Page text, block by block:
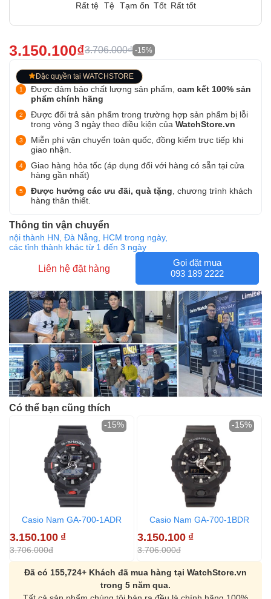
Rất tệ Tệ Tạm ổn Tốt Rất tốt
3.150.100₫3.706.000₫ -15%
Đặc quyền tại WATCHSTORE
Được đảm bảo chất lượng sản phẩm, cam kết 100% sản
phẩm chính hãng
Được đổi trả sản phẩm trong trường hợp sản phẩm bị lỗi
trong vòng 3 ngày theo điều kiện của WatchStore.vn
Miễn phí vận chuyển toàn quốc, đồng kiểm trực tiếp khi
giao nhận.
Giao hàng hỏa tốc (áp dụng đối với hàng có sẵn tại cửa
hàng gần nhất)
Được hưởng các ưu đãi, quà tặng , chương trình khách
hàng thân thiết.
Thông tin vận chuyển
nội thành HN, Đà Nẵng, HCM trong ngày,
các tỉnh thành khác từ 1 đến 3 ngày
Liên hệ đặt hàng
Gọi đặt mua
093 189 2222
Có thể bạn cũng thích
Casio Nam GA-700-1ADR
3.150.100 ₫
3.706.000đ
-15%
Casio Nam GA-700-1BDR
3.150.100 ₫
3.706.000đ
-15%
Đã có 155,724+ Khách đã mua hàng tại WatchStore.vn
trong 5 năm qua.